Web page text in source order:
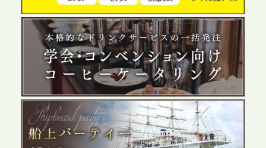
う「お祭りケータリング」の提供を開始
2026.5.29
プレスリリースのご案内｜ケータリングのセカンド
テーブル、群馬前橋支社を設立。再開発やオフィス
展開が進む前橋エリアの企業ニーズに応え、高品質
なサービスで各種イベント・懇親会をサポート
2026.5.27